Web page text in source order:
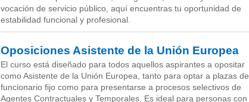
vocación de servicio público, aquí encuentras tu oportunidad de
estabilidad funcional y profesional.
Oposiciones Asistente de la Unión Europea
El curso está diseñado para todos aquellos aspirantes a opositar
como Asistente de la Unión Europea, tanto para optar a plazas de
funcionario fijo como para presentarse a procesos selectivos de
Agentes Contractuales y Temporales. Es ideal para personas con